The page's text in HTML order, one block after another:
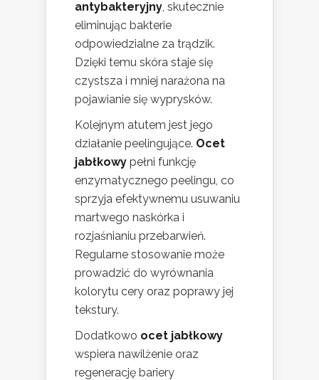
antybakteryjny , skutecznie
eliminując bakterie
odpowiedzialne za trądzik.
Dzięki temu skóra staje się
czystsza i mniej narażona na
pojawianie się wyprysków.
Kolejnym atutem jest jego
działanie peelingujące. Ocet
jabłkowy pełni funkcję
enzymatycznego peelingu, co
sprzyja efektywnemu usuwaniu
martwego naskórka i
rozjaśnianiu przebarwień.
Regularne stosowanie może
prowadzić do wyrównania
kolorytu cery oraz poprawy jej
tekstury.
Dodatkowo ocet jabłkowy
wspiera nawilżenie oraz
regenerację bariery